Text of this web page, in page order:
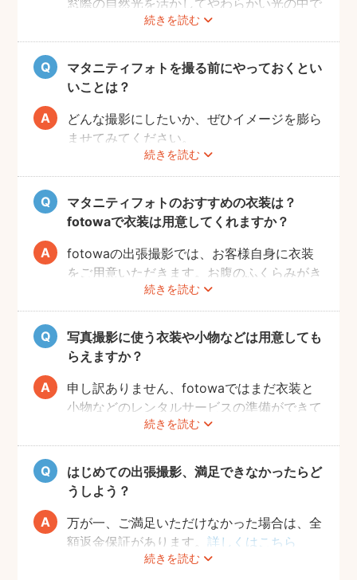
フォトを撮影いただけます。
ご近所の公園でカジュアルに撮影したり、素
肌をみせる衣装ではご自宅で撮影するなど、
撮影時間の範囲内でシーンを変えることも可
能です。
続きを読む
撮影するのが人気です。妊婦さんはお部屋の
お片付けも大変かと思いますが、撮影したい
場所周辺だけお片付けいただく程度で大丈夫
です。
マタニティフォトを撮る前にやっておくとい
いことは？
続きを読む
どんな撮影にしたいか、ぜひイメージを膨ら
ませてみてください。
Instagramやママ向けの雑誌などで、素敵な
撮影事例を見たり、サッシュベルト等の撮影
小物について情報収集するのも楽しいです
よ。また、何より大事なのは被写体のママと
お腹の赤ちゃんの健康です。当日無理せず撮
影を行えるよう、日々健やかに過ごしていた
だければと思います。
マタニティフォトのおすすめの衣装は？
fotowaで衣装は用意してくれますか？
続きを読む
fotowaの出張撮影では、お客様自身に衣装
をご用意いただきます。お腹のふくらみがき
れいに見える薄手のお洋服や、チューブトッ
プにスカート等で、素肌を写すスタイルも人
気です。どうぞお好きな衣装で撮影を楽しん
でくださいね。
写真撮影に使う衣装や小物などは用意しても
らえますか？
続きを読む
申し訳ありません、fotowaではまだ衣装と
小物などのレンタルサービスの準備ができて
おりませんので、お客様ご自身にご用意をお
願いしております。
はじめての出張撮影、満足できなかったらど
うしよう？
続きを読む
万が一、ご満足いただけなかった場合は、全
額返金保証があります。詳しくはこちら